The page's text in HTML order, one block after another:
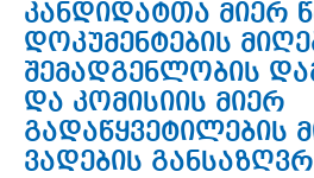
კანდიდატთა მიერ
დოკუმენტების
შემადგენლობის
და კომისიის მიერ
გადაწყვეტილების
ვადების